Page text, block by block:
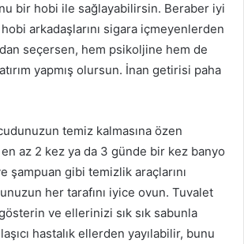
bir hobi ile sağlayabilirsin. Beraber iyi
arkadaşlarını sigara içmeyenlerden
seçersen, hem psikoljine hem de
yapmış olursun. İnan getirisi paha
temiz kalmasına özen
az 2 kez ya da 3 günde bir kez banyo
şampuan gibi temizlik araçlarını
her tarafını iyice ovun. Tuvalet
ve ellerinizi sık sık sabunla
hastalık ellerden yayılabilir, bunu